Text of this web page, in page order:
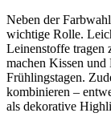
Neben der
wichtige Rolle.
Leinenstoffe tragen
machen Kissen
Frühlingstagen.
kombinieren –
als dekorative